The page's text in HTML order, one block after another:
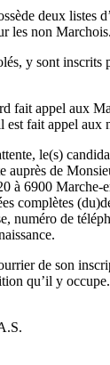
deux listes
les non Marchois.
y sont inscrits
fait appel aux
est fait appel aux
, le(s)
auprès de
à 6900 Marche-
complètes
numéro de
de son
qu’il y occupe.